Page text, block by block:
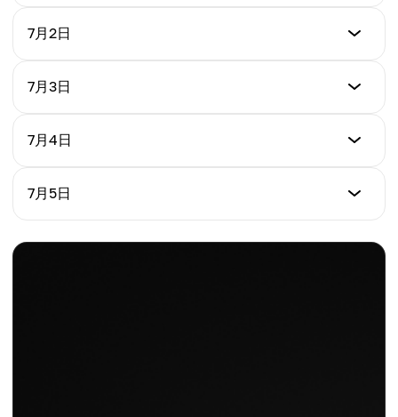
日變化 %
價格 (USD)
日變化 %
7月2日
價格 (USD)
日變化 %
7月3日
價格 (USD)
日變化 %
7月4日
價格 (USD)
7月5日
價格 (USD)